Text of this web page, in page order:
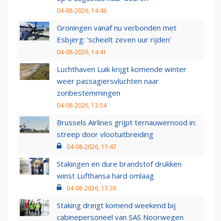
04-08-2026, 14:46
Groningen vanaf nu verbonden met
Esbjerg: 'scheelt zeven uur rijden'
04-08-2026, 14:41
Luchthaven Luik krijgt komende winter
weer passagiersvluchten naar
zonbestemmingen
04-08-2026, 13:54
Brussels Airlines grijpt ternauwernood in:
streep door vlootuitbreiding
04-08-2026, 11:47
Stakingen en dure brandstof drukken
winst Lufthansa hard omlaag
04-08-2026, 11:38
Staking dreigt komend weekend bij
cabinepersoneel van SAS Noorwegen